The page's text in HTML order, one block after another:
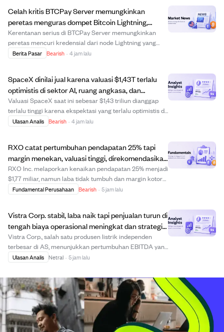
Celah kritis BTCPay Server memungkinkan
peretas menguras dompet Bitcoin Lightning,
pengguna diminta segera update.
Kerentanan serius di BTCPay Server memungkinkan
peretas mencuri kredensial dari node Lightning yang
menjalankan perangkat lunak LND, sehingga mereka
dan p...
Berita Pasar Bearish · 4 jam lalu
SpaceX dinilai jual karena valuasi $1,43T terlalu
optimistis di sektor AI, ruang angkasa, dan
konektivitas.
Valuasi SpaceX saat ini sebesar $1,43 triliun dianggap
terlalu tinggi karena ekspektasi yang terlalu optimistis di
segmen Konektivitas, AI, dan ruang angkasa. Meskipun
Ulasan Analis Bearish · 4 jam lalu
RXO catat pertumbuhan pendapatan 25% tapi
margin menekan, valuasi tinggi, direkomendasikan
Jual.
RXO Inc. melaporkan kenaikan pendapatan 25% menjadi
$1,77 miliar, namun laba tidak tumbuh dan margin kotor
turun dari 21,2% menjadi 17%. Perusahaan menghadapi
Fundamental Perusahaan Bearish · 5 jam lalu
Vistra Corp. stabil, laba naik tapi penjualan turun di
tengah biaya operasional meningkat dan strategi
pertumbuhan.
Vistra Corp., salah satu produsen listrik independen
terbesar di AS, menunjukkan pertumbuhan EBITDA yang
kuat namun menghadapi penurunan penjualan dan
membaik dengan rasio harga terhadap laba turun dari ...
Ulasan Analis Netral · 5 jam lalu